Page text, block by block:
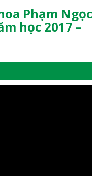
Phạm Ngọc
học 2017 –